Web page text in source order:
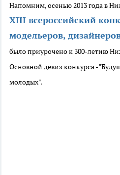
Напомним, осенью 2013 года в
XIII всероссийский
модельеров,
было приурочено к 300-летию
Основной девиз конкурса -
молодых".